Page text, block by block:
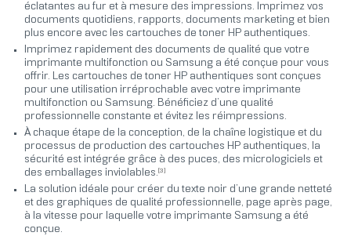
éclatantes au fur et à mesure des impressions. Imprimez vos
documents quotidiens, rapports, documents marketing et bien
plus encore avec les cartouches de toner HP authentiques.
Imprimez rapidement des documents de qualité que votre
imprimante multifonction ou Samsung a été conçue pour vous
offrir. Les cartouches de toner HP authentiques sont conçues
pour une utilisation irréprochable avec votre imprimante
multifonction ou Samsung. Bénéficiez d’une qualité
professionnelle constante et évitez les réimpressions.
À chaque étape de la conception, de la chaîne logistique et du
processus de production des cartouches HP authentiques, la
sécurité est intégrée grâce à des puces, des micrologiciels et
des emballages inviolables. [3]
La solution idéale pour créer du texte noir d’une grande netteté
et des graphiques de qualité professionnelle, page après page,
à la vitesse pour laquelle votre imprimante Samsung a été
conçue.